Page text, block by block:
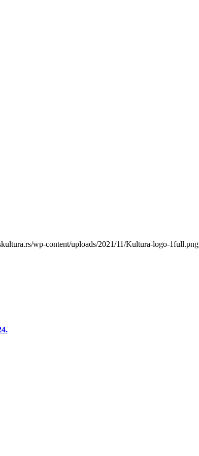
wp-content/uploads/2021/11/Kultura-logo-1full.png